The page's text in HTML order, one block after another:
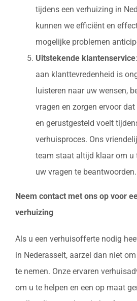
tijdens een verhuizing in
kunnen we efficiënt en
mogelijke problemen
Uitstekende klantenservice
aan klanttevredenheid is
luisteren naar uw wensen,
vragen en zorgen ervoor
en gerustgesteld voelt
verhuisproces. Ons
team staat altijd klaar om u
uw vragen te beantwoorden.
Neem contact met ons op voor
verhuizing
Als u een verhuisofferte nodig
in Nederasselt, aarzel dan niet
te nemen. Onze ervaren
om u te helpen en een op maat